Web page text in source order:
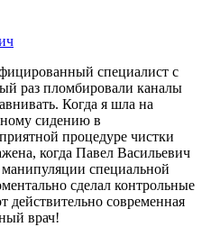
специалист с
раз пломбировали каналы
Когда я шла на
сидению в
процедуре чистки
когда Павел Васильевич
специальной
сделал контрольные
действительно современная
врач!